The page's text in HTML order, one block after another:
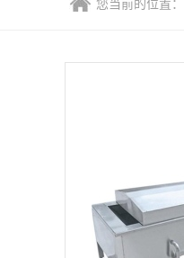
您当前的位置：